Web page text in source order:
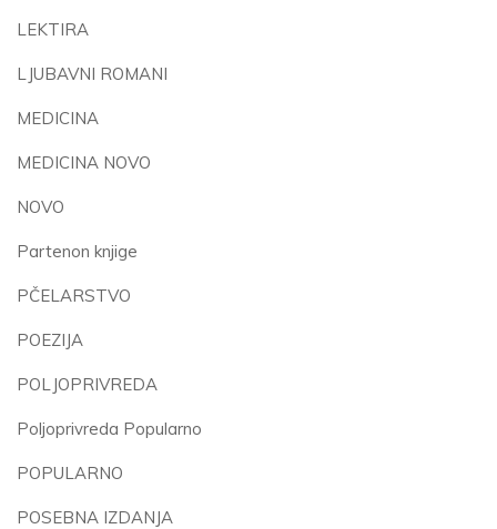
LEKTIRA
LJUBAVNI ROMANI
MEDICINA
MEDICINA NOVO
NOVO
Partenon knjige
PČELARSTVO
POEZIJA
POLJOPRIVREDA
Poljoprivreda Popularno
POPULARNO
POSEBNA IZDANJA